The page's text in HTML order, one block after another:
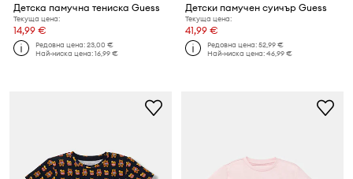
Детска памучна тениска Guess
Текуща цена:
14,99 €
Редовна цена:23,00 €
Най-ниска цена:16,99 €
Детски памучен суичър Guess
Текуща цена:
41,99 €
Редовна цена:52,99 €
Най-ниска цена:46,99 €